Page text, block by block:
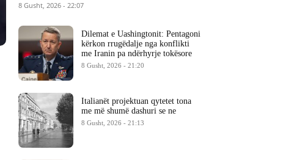
8 Gusht, 2026 - 22:07
Dilemat e Uashingtonit: Pentagoni
kërkon rrugëdalje nga konflikti
me Iranin pa ndërhyrje tokësore
8 Gusht, 2026 - 21:20
Italianët projektuan qytetet tona
me më shumë dashuri se ne
8 Gusht, 2026 - 21:13